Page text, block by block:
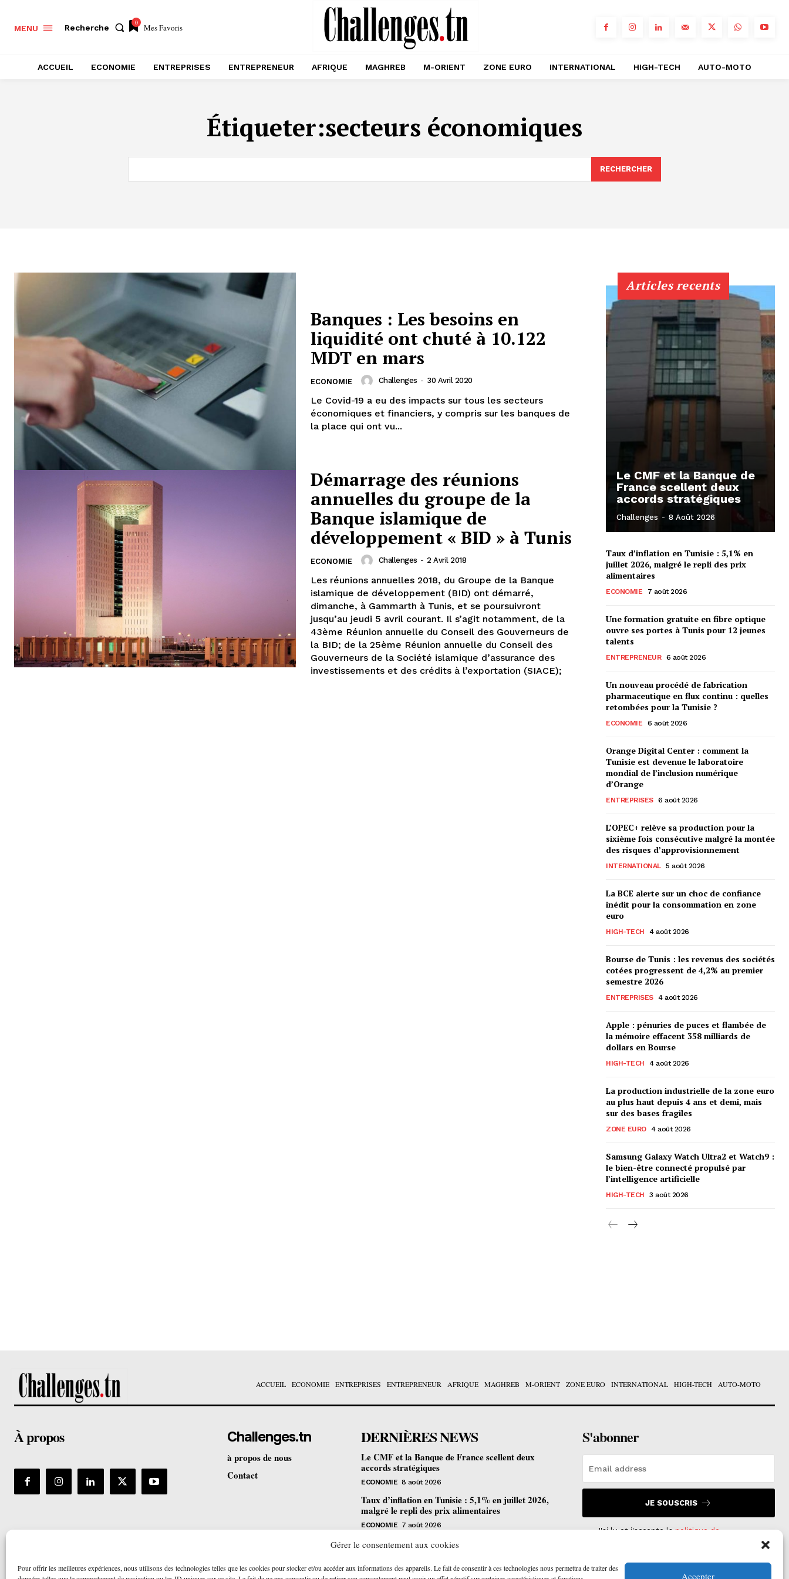
Gérer le consentement aux cookies
Pour offrir les meilleures expériences, nous utilisons des technologies telles que les cookies pour stocker et/ou accéder aux informations des appareils. Le fait de consentir à ces technologies nous permettra de traiter des
Accepter
MENU Recherche
0 Mes Favoris
ACCUEIL ECONOMIE ENTREPRISES ENTREPRENEUR AFRIQUE MAGHREB M-ORIENT ZONE EURO INTERNATIONAL HIGH-TECH AUTO-MOTO
Étiqueter:secteurs économiques
RECHERCHER
Banques : Les besoins en
liquidité ont chuté à 10.122
MDT en mars
ECONOMIE Challenges - 30 Avril 2020
Le Covid-19 a eu des impacts sur tous les secteurs
économiques et financiers, y compris sur les banques de
la place qui ont vu...
Démarrage des réunions
annuelles du groupe de la
Banque islamique de
développement « BID » à Tunis
ECONOMIE Challenges - 2 Avril 2018
Les réunions annuelles 2018, du Groupe de la Banque
islamique de développement (BID) ont démarré,
dimanche, à Gammarth à Tunis, et se poursuivront
jusqu’au jeudi 5 avril courant. Il s’agit notamment, de la
43ème Réunion annuelle du Conseil des Gouverneurs de
la BID; de la 25ème Réunion annuelle du Conseil des
Gouverneurs de la Société islamique d’assurance des
investissements et des crédits à l’exportation (SIACE);
Articles recents
Le CMF et la Banque de
France scellent deux
accords stratégiques
Challenges - 8 Août 2026
Taux d’inflation en Tunisie : 5,1% en
juillet 2026, malgré le repli des prix
alimentaires
ECONOMIE 7 août 2026
Une formation gratuite en fibre optique
ouvre ses portes à Tunis pour 12 jeunes
talents
ENTREPRENEUR 6 août 2026
Un nouveau procédé de fabrication
pharmaceutique en flux continu : quelles
retombées pour la Tunisie ?
ECONOMIE 6 août 2026
Orange Digital Center : comment la
Tunisie est devenue le laboratoire
mondial de l’inclusion numérique
d’Orange
ENTREPRISES 6 août 2026
L’OPEC+ relève sa production pour la
sixième fois consécutive malgré la montée
des risques d’approvisionnement
INTERNATIONAL 5 août 2026
La BCE alerte sur un choc de confiance
inédit pour la consommation en zone
euro
HIGH-TECH 4 août 2026
Bourse de Tunis : les revenus des sociétés
cotées progressent de 4,2% au premier
semestre 2026
ENTREPRISES 4 août 2026
Apple : pénuries de puces et flambée de
la mémoire effacent 358 milliards de
dollars en Bourse
HIGH-TECH 4 août 2026
La production industrielle de la zone euro
au plus haut depuis 4 ans et demi, mais
sur des bases fragiles
ZONE EURO 4 août 2026
Samsung Galaxy Watch Ultra2 et Watch9 :
le bien-être connecté propulsé par
l’intelligence artificielle
HIGH-TECH 3 août 2026
ACCUEIL ECONOMIE ENTREPRISES ENTREPRENEUR AFRIQUE MAGHREB M-ORIENT ZONE EURO INTERNATIONAL HIGH-TECH AUTO-MOTO
À propos Challenges.tn
à propos de nous
Contact
DERNIÈRES NEWS
Le CMF et la Banque de France scellent deux
accords stratégiques
ECONOMIE 8 août 2026
Taux d’inflation en Tunisie : 5,1% en juillet 2026,
malgré le repli des prix alimentaires
ECONOMIE 7 août 2026
Une formation gratuite en fibre optique ouvre ses
ENTREPRENEUR 6 août 2026
S'abonner
JE SOUSCRIS
J'ai lu et j'accepte lapolitique de